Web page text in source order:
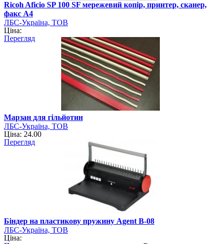
Ricoh Aficio SP 100 SF мережевий копір, принтер, сканер,
факс А4
ЛБС-Україна, ТОВ
Ціна:
Перегляд
Марзан для гільйотин
ЛБС-Україна, ТОВ
Ціна: 24.00
Перегляд
Біндер на пластикову пружину Agent B-08
ЛБС-Україна, ТОВ
Ціна: